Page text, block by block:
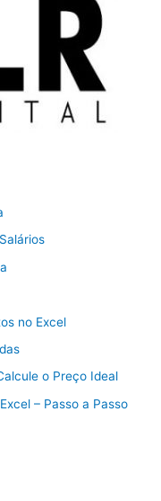
no Excel
o Preço Ideal
– Passo a Passo